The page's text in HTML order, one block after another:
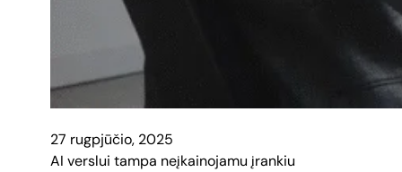
27 rugpjūčio, 2025
AI verslui tampa neįkainojamu įrankiu